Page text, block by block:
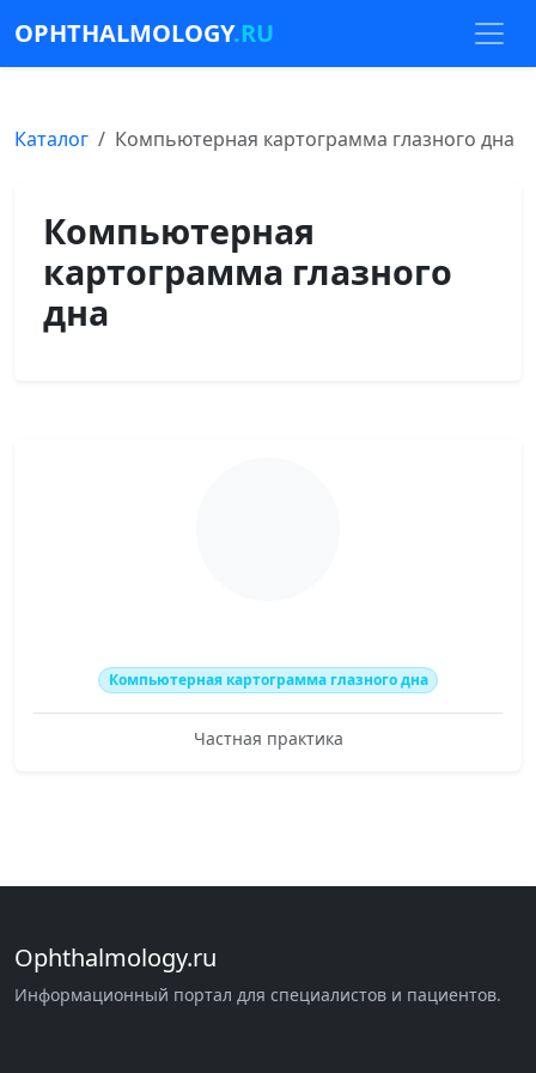
OPHTHALMOLOGY.RU
Каталог Компьютерная картограмма глазного дна
Компьютерная
картограмма глазного
дна
Компьютерная картограмма глазного дна
Частная практика
Ophthalmology.ru
Информационный портал для специалистов и пациентов.